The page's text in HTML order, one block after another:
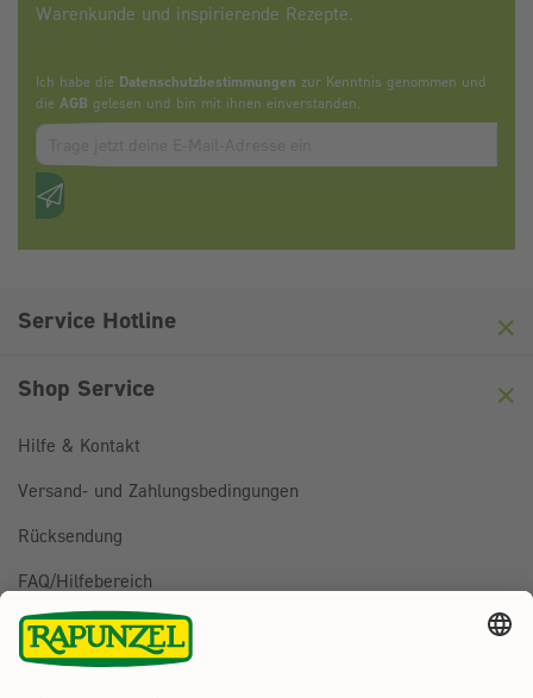
Warenkunde und inspirierende Rezepte.
Ich habe die Datenschutzbestimmungen zur Kenntnis genommen und
die AGB gelesen und bin mit ihnen einverstanden.
Zum abbonieren des Newsletters, bitte E-Mail Adresse
Anti-Roboter-Verifizierung
Service Hotline
Shop Service
Hilfe & Kontakt
Versand- und Zahlungsbedingungen
Rücksendung
FAQ/Hilfebereich
BESTELLUNG WIDERRUFEN